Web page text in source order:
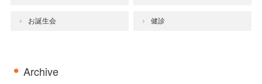
お誕生会 健診
Archive